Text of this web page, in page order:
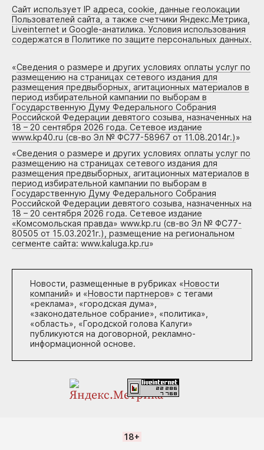
Сайт использует IP адреса, cookie, данные геолокации
Пользователей сайта, а также счетчики Яндекс.Метрика,
Liveinternet и Google-анатилика. Условия использования
содержатся в Политике по защите персональных данных.
«Сведения о размере и других условиях оплаты услуг по
размещению на страницах сетевого издания для
размещения предвыборных, агитационных материалов в
период избирательной кампании по выборам в
Государственную Думу Федерального Собрания
Российской Федерации девятого созыва, назначенных на
18 – 20 сентября 2026 года. Сетевое издание
www.kp40.ru (св-во Эл № ФС77-58967 от 11.08.2014г.)»
«Сведения о размере и других условиях оплаты услуг по
размещению на страницах сетевого издания для
размещения предвыборных, агитационных материалов в
период избирательной кампании по выборам в
Государственную Думу Федерального Собрания
Российской Федерации девятого созыва, назначенных на
18 – 20 сентября 2026 года. Сетевое издание
«Комсомольская правда» www.kp.ru (св-во Эл № ФС77-
80505 от 15.03.2021г.), размещение на региональном
сегменте сайта: www.kaluga.kp.ru»
Новости, размещенные в рубриках «Новости
компаний» и «Новости партнеров» с тегами
«реклама», «городская дума»,
«законодательное собрание», «политика»,
«область», «Городской голова Калуги»
публикуются на договорной, рекламно-
информационной основе.
18+